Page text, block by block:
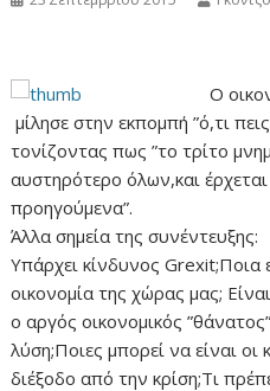
Ο
μίλησε στην εκπομπή ”ό,τι
τονίζοντας πως ”το τρίτο
αυστηρότερο όλων,και
προηγούμενα”.
Άλλα σημεία της συνέντευξης:
Υπάρχει κίνδυνος Grexit;Ποια
οικονομία της χώρας μας;
ο αργός οικονομικός
λύση;Ποιες μπορεί να είναι οι
διέξοδο από την κρίση;Τι